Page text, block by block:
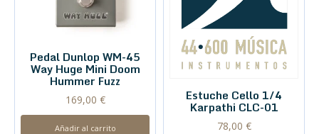
Pedal Dunlop WM-45
Way Huge Mini Doom
Hummer Fuzz
169,00 €
Añadir al carrito
Estuche Cello 1/4
Karpathi CLC-01
78,00 €